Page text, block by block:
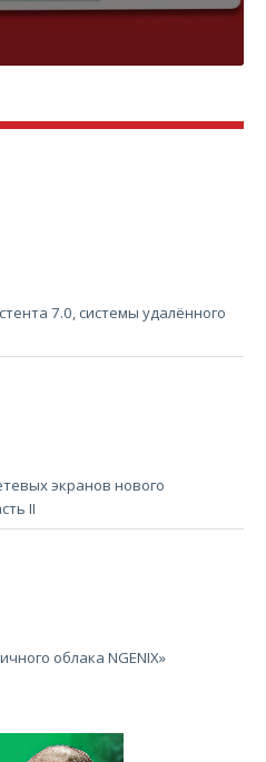
7.0, системы удалённого
экранов нового
II
облака NGENIX»